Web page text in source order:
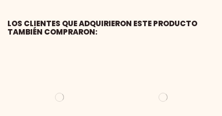
LOS CLIENTES QUE ADQUIRIERON ESTE PRODUCTO
TAMBIÉN COMPRARON: